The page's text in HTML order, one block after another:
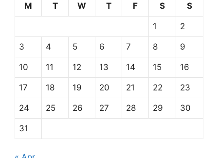
M
T W T F S S
1 2
3 4 5 6 7 8 9
10 11 12 13 14 15 16
17 18 19 20 21 22 23
24 25 26 27 28 29 30
31